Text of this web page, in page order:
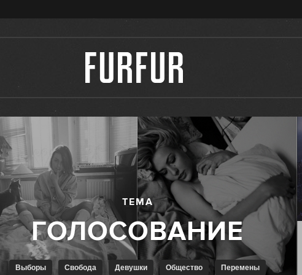
ТЕМА
Выборы Свобода Девушки Общество Перемены